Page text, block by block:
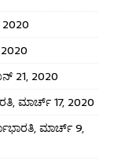
21, 2020
ಮಾರ್ಚ್ 17, 2020
ಮಾರ್ಚ್ 9,